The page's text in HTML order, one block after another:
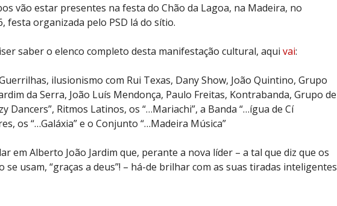
vão estar presentes na festa do Chão da Lagoa, na Madeira, no
festa organizada pelo PSD lá do sítio.
saber o elenco completo desta manifestação cultural, aqui vai:
ilusionismo com Rui Texas, Dany Show, João Quintino, Grupo
da Serra, João Luís Mendonça, Paulo Freitas, Kontrabanda, Grupo de
Dancers”, Ritmos Latinos, os “…Mariachi”, a Banda “…ígua de Cí
os “…Galáxia” e o Conjunto “…Madeira Música”
em Alberto João Jardim que, perante a nova líder – a tal que diz que os
se usam, “graças a deus”! – há-de brilhar com as suas tiradas inteligentes